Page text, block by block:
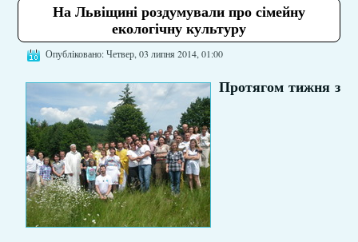
На Львіщині роздумували про сімейну
екологічну культуру
Опубліковано: Четвер, 03 липня 2014, 01:00
Протягом тижня з